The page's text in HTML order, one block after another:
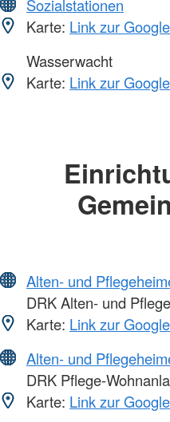
Sozialstationen
Karte: Link zur
Wasserwacht
Karte: Link zur
Alten- und
DRK Alten- und
Karte: Link zur
Alten- und
DRK Pflege-
Karte: Link zur